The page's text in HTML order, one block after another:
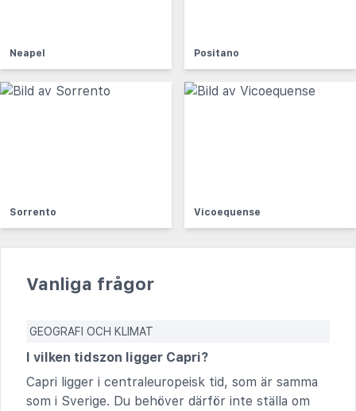
Neapel Positano
Sorrento Vicoequense
Vanliga frågor
GEOGRAFI OCH KLIMAT
I vilken tidszon ligger Capri?
Capri ligger i centraleuropeisk tid, som är samma
som i Sverige. Du behöver därför inte ställa om